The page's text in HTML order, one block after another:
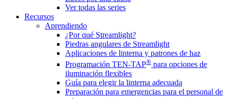
Ver todas las series
Recursos
Aprendiendo
¿Por qué Streamlight?
Piedras angulares de Streamlight
Aplicaciones de linterna y patrones de haz
Programación TEN-TAP® para opciones de
iluminación flexibles
Guía para elegir la linterna adecuada
Preparación para emergencias para el personal de